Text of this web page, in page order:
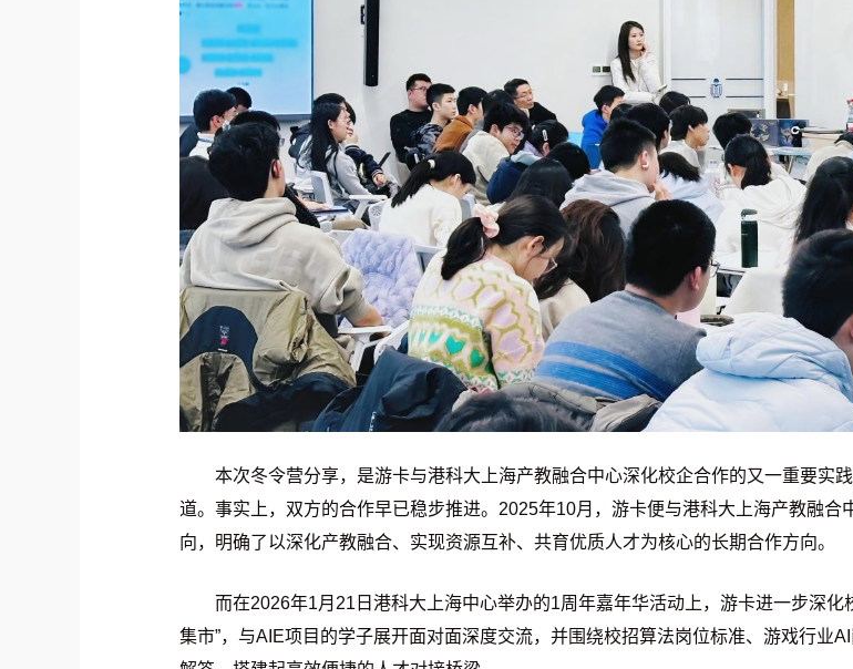
本次冬令营分享，是游卡与港科大上海产教融合中心深化校企合作的又一重要实
道。事实上，双方的合作早已稳步推进。2025年10月，游卡便与港科大上海产教融
向，明确了以深化产教融合、实现资源互补、共育优质人才为核心的长期合作方向。
而在2026年1月21日港科大上海中心举办的1周年嘉年华活动上，游卡进一步深
集市”，与AIE项目的学子展开面对面深度交流，并围绕校招算法岗位标准、游戏行业